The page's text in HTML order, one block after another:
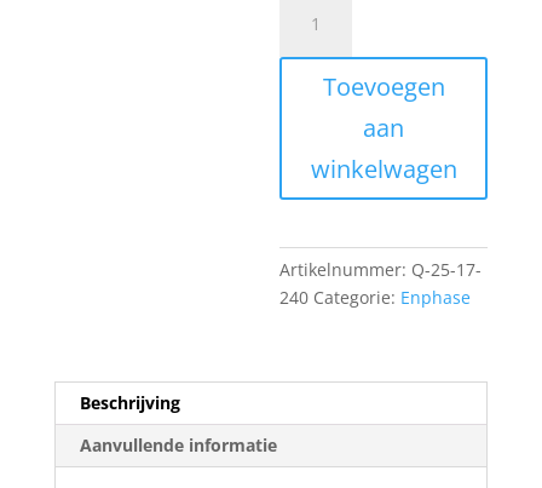
Cable
1.7m
Landscape
fase
aantal
Toevoegen
aan
winkelwagen
Artikelnummer: Q-25-17-
240 Categorie: Enphase
Beschrijving
Aanvullende informatie